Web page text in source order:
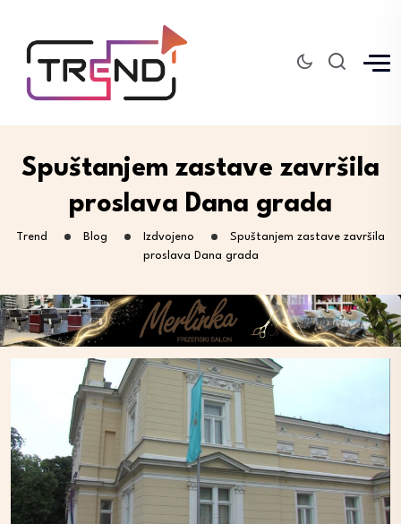
Spuštanjem zastave završila
proslava Dana grada
Trend Blog Izdvojeno
Spuštanjem zastave završila
proslava Dana grada